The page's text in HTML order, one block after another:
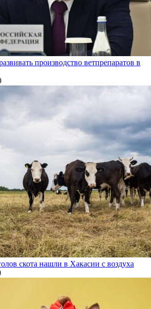
производство ветпрепаратов в
скота нашли в Хакасии с воздуха